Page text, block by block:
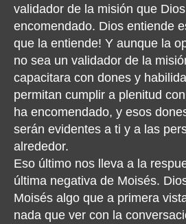
validador de la misión que
encomendado. Dios entiende
que la entiende! Y aunque la
no sea un validador de la
capacitara con dones y
permitan cumplir a plenitud
ha encomendado, y esos
serán evidentes a ti y a las
alrededor.
Eso último nos lleva a la
última negativa de Moisés.
Moisés algo que a primera
nada que ver con la